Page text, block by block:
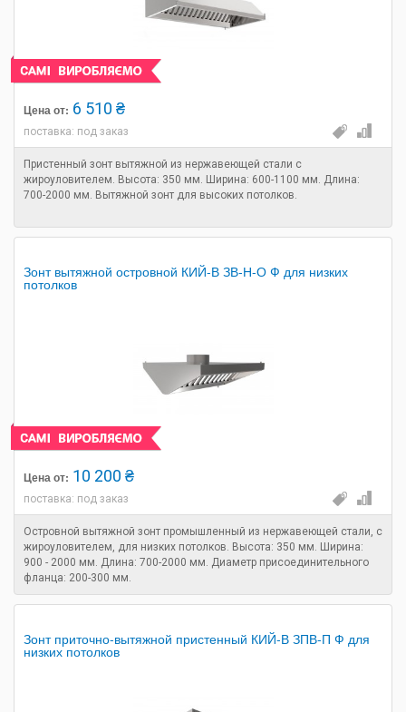
Цена от: 6 510 ₴
поставка: под заказ
Пристенный зонт вытяжной из нержавеющей стали с
жироуловителем. Высота: 350 мм. Ширина: 600-1100 мм. Длина:
700-2000 мм. Вытяжной зонт для высоких потолков.
Зонт вытяжной островной КИЙ-В ЗВ-Н-О Ф для низких
потолков
Цена от: 10 200 ₴
поставка: под заказ
Островной вытяжной зонт промышленный из нержавеющей стали, с
жироуловителем, для низких потолков. Высота: 350 мм. Ширина:
900 - 2000 мм. Длина: 700-2000 мм. Диаметр присоединительного
фланца: 200-300 мм.
Зонт приточно-вытяжной пристенный КИЙ-В ЗПВ-П Ф для
низких потолков